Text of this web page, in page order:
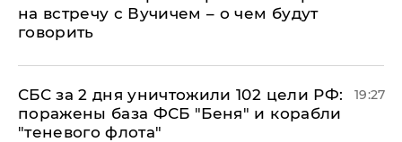
на встречу с Вучичем – о чем будут
говорить
СБС за 2 дня уничтожили 102 цели РФ:
поражены база ФСБ "Беня" и корабли
"теневого флота"
19:27